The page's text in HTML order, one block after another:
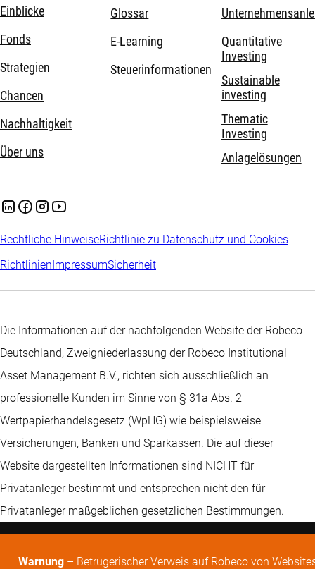
Einblicke
Fonds
Strategien
Chancen
Nachhaltigkeit
Über uns
Glossar
E-Learning
Steuerinformationen
Quantitative
Investing
Sustainable
investing
Thematic
Investing
Anlagelösungen
Rechtliche HinweiseRichtlinie zu Datenschutz und Cookies
RichtlinienImpressumSicherheit
Die Informationen auf der nachfolgenden Website der Robeco
Deutschland, Zweigniederlassung der Robeco Institutional
Asset Management B.V., richten sich ausschließlich an
professionelle Kunden im Sinne von § 31a Abs. 2
Wertpapierhandelsgesetz (WpHG) wie beispielsweise
Versicherungen, Banken und Sparkassen. Die auf dieser
Website dargestellten Informationen sind NICHT für
Privatanleger bestimmt und entsprechen nicht den für
Privatanleger maßgeblichen gesetzlichen Bestimmungen.
Warnung – Betrügerischer Verweis auf Robeco von